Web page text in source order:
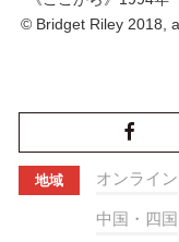
© Bridget Riley 2018,
地域 オンライン
中国・四国